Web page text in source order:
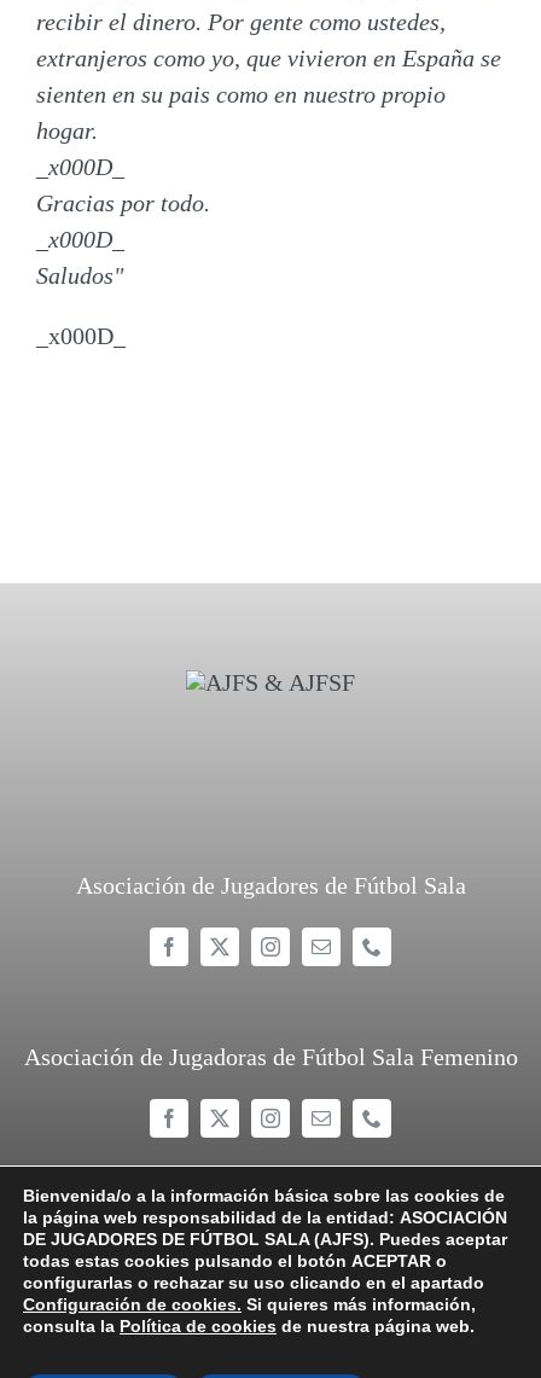
recibir el dinero. Por gente como ustedes,
extranjeros como yo, que vivieron en España se
sienten en su pais como en nuestro propio
hogar.
_x000D_
Gracias por todo.
_x000D_
Saludos"
_x000D_
Asociación de Jugadores de Fútbol Sala
Asociación de Jugadoras de Fútbol Sala Femenino
©2026 AJFS/AJFSF
Compromiso con la protección de datos personales
Bienvenida/o a la información básica sobre las cookies de
la página web responsabilidad de la entidad: ASOCIACIÓN
DE JUGADORES DE FÚTBOL SALA (AJFS). Puedes aceptar
todas estas cookies pulsando el botón ACEPTAR o
configurarlas o rechazar su uso clicando en el apartado
Configuración de cookies. Si quieres más información,
consulta la Política de cookies de nuestra página web.